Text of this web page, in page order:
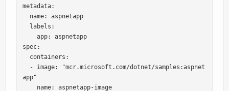
metadata:
spec:
app"